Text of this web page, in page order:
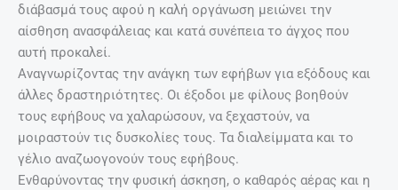
διάβασμά τους αφού η καλή οργάνωση μειώνει την
αίσθηση ανασφάλειας και κατά συνέπεια το άγχος που
αυτή προκαλεί.
Αναγνωρίζοντας την ανάγκη των εφήβων για εξόδους και
άλλες δραστηριότητες. Οι έξοδοι με φίλους βοηθούν
τους εφήβους να χαλαρώσουν, να ξεχαστούν, να
μοιραστούν τις δυσκολίες τους. Τα διαλείμματα και το
γέλιο αναζωογονούν τους εφήβους.
Ενθαρύνοντας την φυσική άσκηση, ο καθαρός αέρας και η